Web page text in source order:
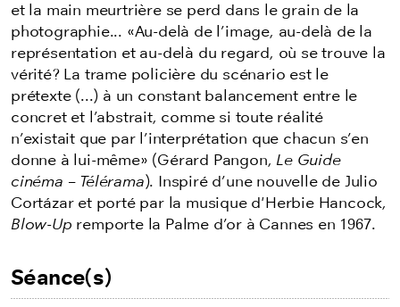
et la main meurtrière se perd dans le grain de la
photographie... «Au-delà de l’image, au-delà de la
représentation et au-delà du regard, où se trouve la
vérité? La trame policière du scénario est le
prétexte (...) à un constant balancement entre le
concret et l’abstrait, comme si toute réalité
n’existait que par l’interprétation que chacun s’en
donne à lui-même» (Gérard Pangon, Le Guide
cinéma – Télérama). Inspiré d’une nouvelle de Julio
Cortázar et porté par la musique d'Herbie Hancock,
Blow-Up remporte la Palme d’or à Cannes en 1967.
Séance(s)